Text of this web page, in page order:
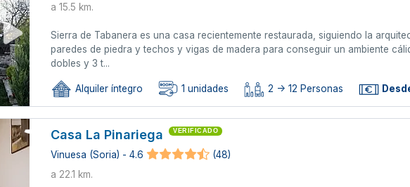
a 15.5 km.
Sierra de Tabanera es una casa recientemente restaurada, siguiendo la
paredes de piedra y techos y vigas de madera para conseguir un ambiente
dobles y 3 t...
Alquiler íntegro 1 unidades 2 -> 12 Personas
Casa La Pinariega VERIFICADO
Vinuesa (Soria) - 4.6
(48)
a 22.1 km.